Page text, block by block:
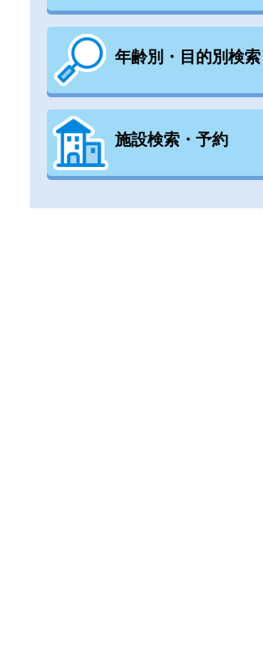
年齢別・目的別検索
施設検索・予約